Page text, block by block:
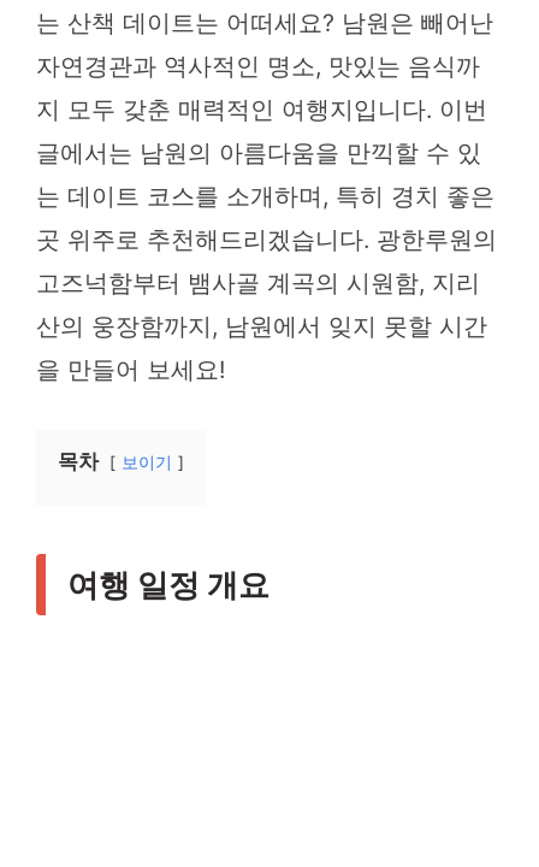
는 산책 데이트는 어떠세요? 남원은 빼어난
자연경관과 역사적인 명소, 맛있는 음식까
지 모두 갖춘 매력적인 여행지입니다. 이번
글에서는 남원의 아름다움을 만끽할 수 있
는 데이트 코스를 소개하며, 특히 경치 좋은
곳 위주로 추천해드리겠습니다. 광한루원의
고즈넉함부터 뱀사골 계곡의 시원함, 지리
산의 웅장함까지, 남원에서 잊지 못할 시간
을 만들어 보세요!
목차 보이기
여행 일정 개요